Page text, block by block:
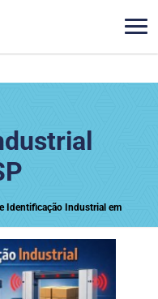
Identificação Industrial em